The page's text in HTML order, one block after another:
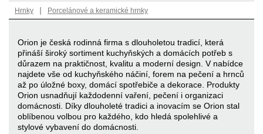
Hrnky | Porcelánové a keramické hrnky
Orion je česká rodinná firma s dlouholetou tradicí, která
přináší široký sortiment kuchyňských a domácích potřeb s
důrazem na praktičnost, kvalitu a moderní design. V nabídce
najdete vše od kuchyňského náčiní, forem na pečení a hrnců
až po úložné boxy, domácí spotřebiče a dekorace. Produkty
Orion usnadňují každodenní vaření, pečení i organizaci
domácnosti. Díky dlouholeté tradici a inovacím se Orion stal
oblíbenou volbou pro každého, kdo hledá spolehlivé a
stylové vybavení do domácnosti.